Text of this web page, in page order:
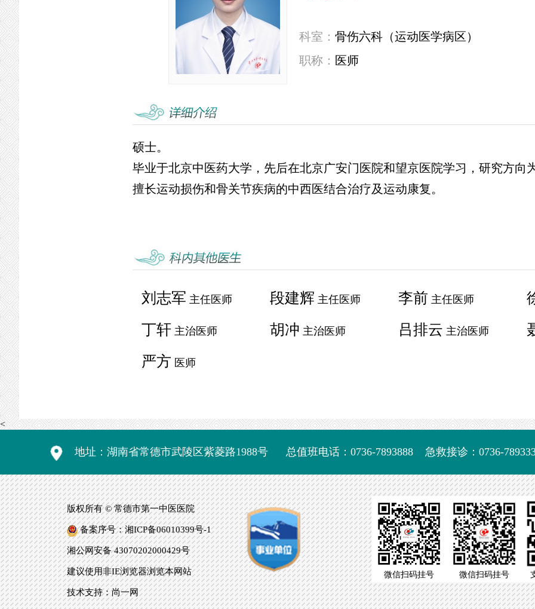
科室： 骨伤六科（运动医学病区）
职称： 医师
硕士。
毕业于北京中医药大学，先后在北京广安门医院和望京医院学习，研究方向
擅长运动损伤和骨关节疾病的中西医结合治疗及运动康复。
刘志军 主任医师 段建辉 主任医师 李前 主任医师
丁轩 主治医师 胡冲 主治医师 吕排云 主治医师
严方 医师
<
地址：湖南省常德市武陵区紫菱路1988号 总值班电话：0736-7893888 急救接诊：0736-
版权所有 © 常德市第一中医医院
备案序号：湘ICP备06010399号-1
湘公网安备 43070202000429号
建议使用非IE浏览器浏览本网站
技术支持：尚一网
微信扫码挂号 微信扫码挂号